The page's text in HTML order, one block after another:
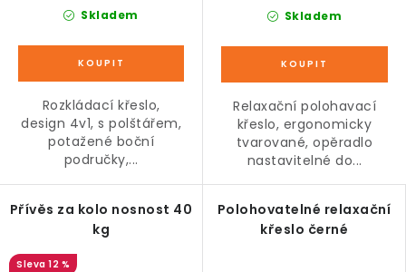
Skladem
Rozkládací křeslo,
design 4v1, s polštářem,
potažené boční
područky,...
Skladem
Relaxační polohavací
křeslo, ergonomicky
tvarované, opěradlo
nastavitelné do...
Přívěs za kolo nosnost 40
kg
12 %
Polohovatelné relaxační
křeslo černé